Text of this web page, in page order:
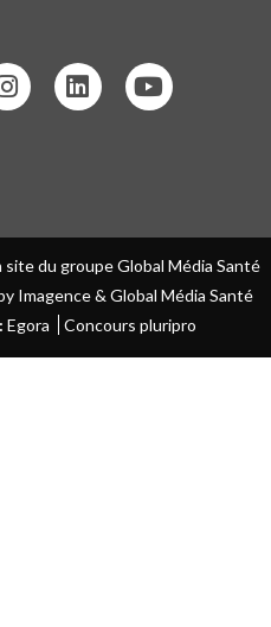
du groupe Global Média Santé
Imagence & Global Média Santé
Egora Concours pluripro